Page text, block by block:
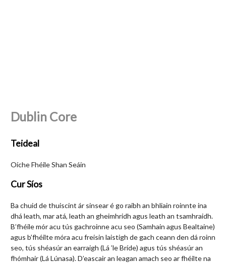
Dublin Core
Teideal
Oíche Fhéile Shan Seáin
Cur Síos
Ba chuid de thuiscint ár sinsear é go raibh an bhliain roinnte ina
dhá leath, mar atá, leath an gheimhridh agus leath an tsamhraidh.
B’fhéile mór acu tús gachroinne acu seo (Samhain agus Bealtaine)
agus b’fhéilte móra acu freisin laistigh de gach ceann den dá roinn
seo, tús shéasúr an earraigh (Lá ’le Bríde) agus tús shéasúr an
fhómhair (Lá Lúnasa). D’eascair an leagan amach seo ar fhéilte na